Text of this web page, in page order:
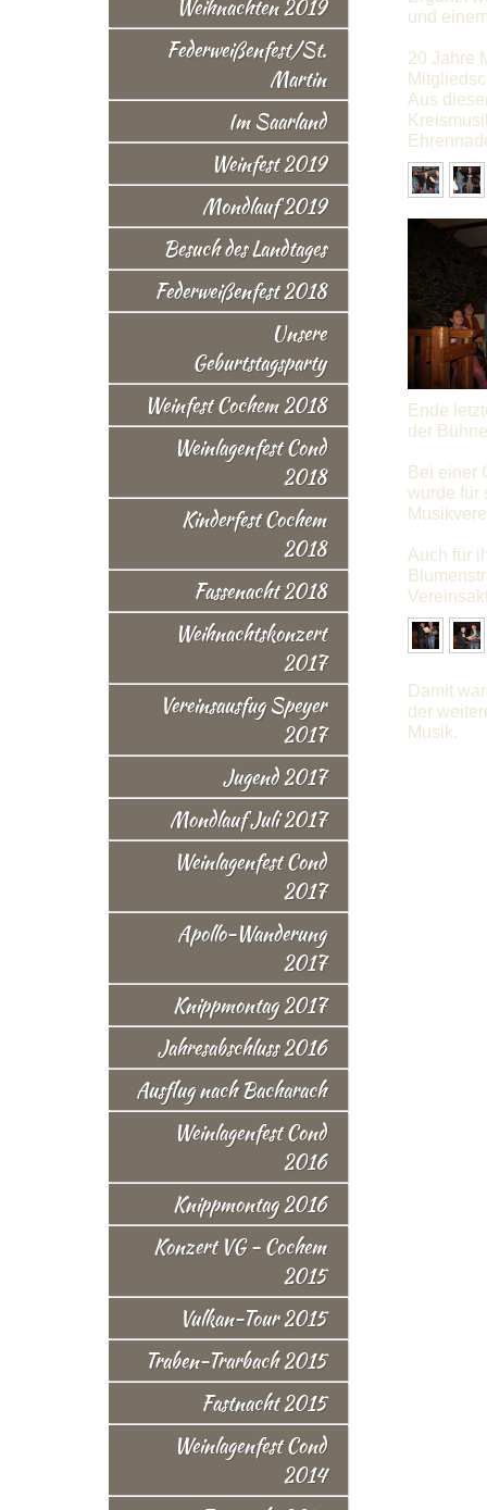
Weihnachten 2019
Federweißenfest/St.
Martin
Im Saarland
Weinfest 2019
Mondlauf 2019
Besuch des Landtages
Federweißenfest 2018
Unsere
Geburtstagsparty
Weinfest Cochem 2018
Weinlagenfest Cond
2018
Kinderfest Cochem
2018
Fassenacht 2018
Weihnachtskonzert
2017
Vereinsausfug Speyer
2017
Jugend 2017
Mondlauf Juli 2017
Weinlagenfest Cond
2017
Apollo-Wanderung
2017
Knippmontag 2017
Jahresabschluss 2016
Ausflug nach Bacharach
Weinlagenfest Cond
2016
Knippmontag 2016
Konzert VG - Cochem
2015
Vulkan-Tour 2015
Traben-Trarbach 2015
Fastnacht 2015
Weinlagenfest Cond
2014
und
20 Jahre
Aus
Ende
der
Bei einer
wurde für
Auch für
Damit
der
Musik.